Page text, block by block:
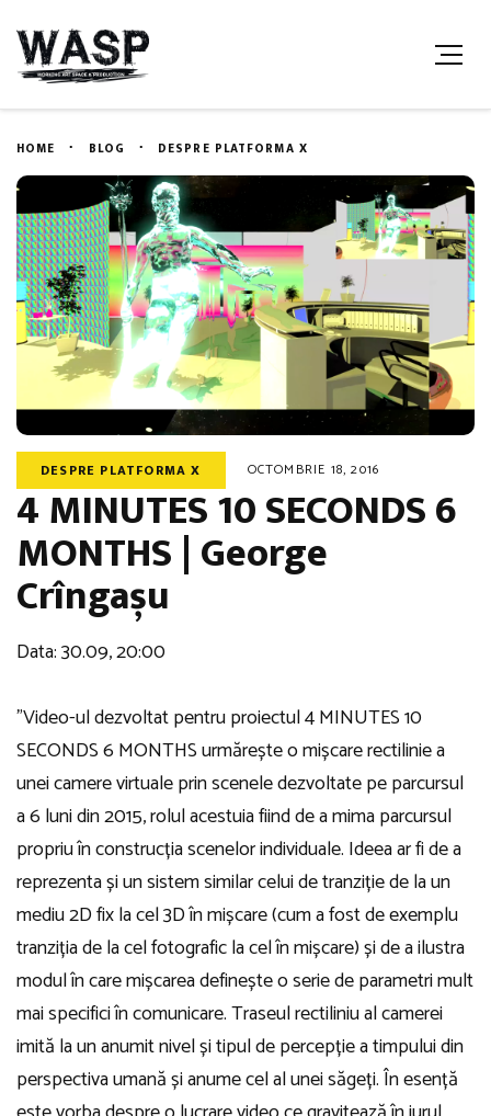
HOME BLOG DESPRE PLATFORMA X
DESPRE PLATFORMA X OCTOMBRIE 18, 2016
4 MINUTES 10 SECONDS 6
MONTHS | George
Crîngașu
Data: 30.09, 20:00
”Video-ul dezvoltat pentru proiectul 4 MINUTES 10
SECONDS 6 MONTHS urmărește o mișcare rectilinie a
unei camere virtuale prin scenele dezvoltate pe parcursul
a 6 luni din 2015, rolul acestuia fiind de a mima parcursul
propriu în construcția scenelor individuale. Ideea ar fi de a
reprezenta și un sistem similar celui de tranziție de la un
mediu 2D fix la cel 3D în mișcare (cum a fost de exemplu
tranziția de la cel fotografic la cel în mișcare) și de a ilustra
modul în care mișcarea definește o serie de parametri mult
mai specifici în comunicare. Traseul rectiliniu al camerei
imită la un anumit nivel și tipul de percepție a timpului din
perspectiva umană și anume cel al unei săgeți. În esență